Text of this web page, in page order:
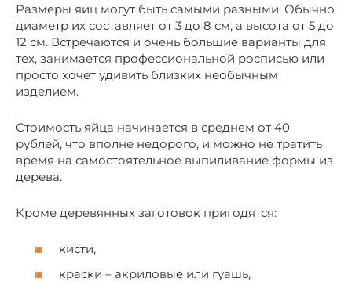
Размеры яиц могут быть самыми разными. Обычно
диаметр их составляет от 3 до 8 см, а высота от 5 до
12 см. Встречаются и очень большие варианты для
тех, занимается профессиональной росписью или
просто хочет удивить близких необычным
изделием.
Стоимость яйца начинается в среднем от 40
рублей, что вполне недорого, и можно не тратить
время на самостоятельное выпиливание формы из
дерева.
Кроме деревянных заготовок пригодятся:
кисти,
краски – акриловые или гуашь,